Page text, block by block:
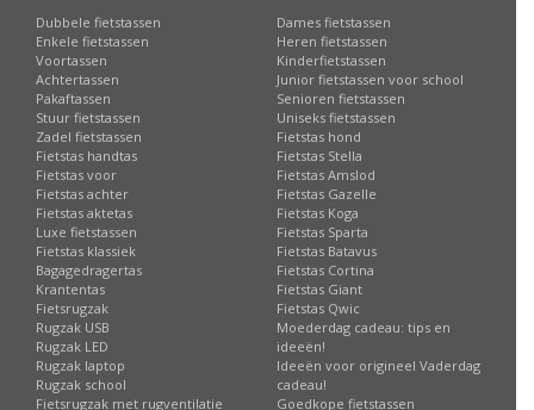
Dubbele fietstassen
Enkele fietstassen
Voortassen
Achtertassen
Pakaftassen
Stuur fietstassen
Zadel fietstassen
Fietstas handtas
Fietstas voor
Fietstas achter
Fietstas aktetas
Luxe fietstassen
Fietstas klassiek
Bagagedragertas
Krantentas
Fietsrugzak
Rugzak USB
Rugzak LED
Rugzak laptop
Rugzak school
Fietsrugzak met rugventilatie
Dames fietstassen
Heren fietstassen
Kinderfietstassen
Junior fietstassen voor school
Senioren fietstassen
Uniseks fietstassen
Fietstas hond
Fietstas Stella
Fietstas Amslod
Fietstas Gazelle
Fietstas Koga
Fietstas Sparta
Fietstas Batavus
Fietstas Cortina
Fietstas Giant
Fietstas Qwic
Moederdag cadeau: tips en
ideeën!
Ideeën voor origineel Vaderdag
cadeau!
Goedkope fietstassen